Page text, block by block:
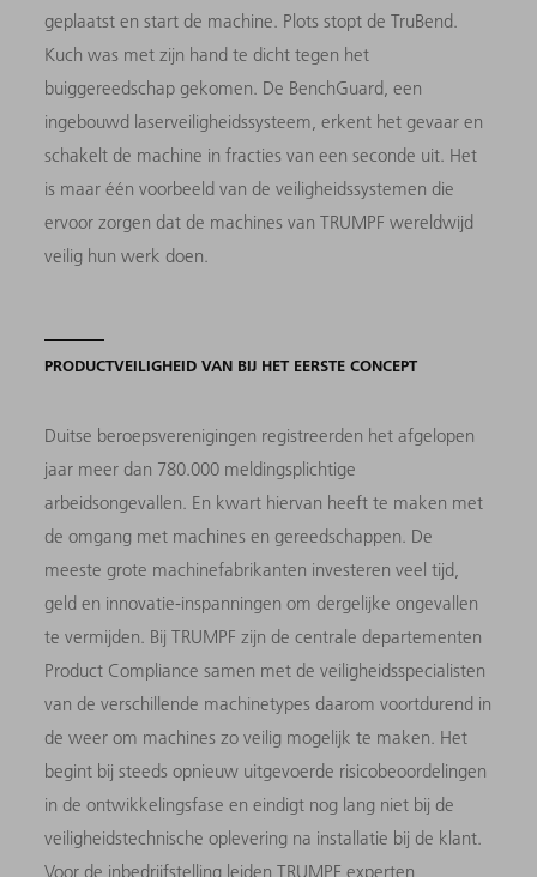
geplaatst en start de machine. Plots stopt de TruBend.
Kuch was met zijn hand te dicht tegen het
buiggereedschap gekomen. De BenchGuard, een
ingebouwd laserveiligheidssysteem, erkent het gevaar en
schakelt de machine in fracties van een seconde uit. Het
is maar één voorbeeld van de veiligheidssystemen die
ervoor zorgen dat de machines van TRUMPF wereldwijd
veilig hun werk doen.
PRODUCTVEILIGHEID VAN BIJ HET EERSTE CONCEPT
Duitse beroepsverenigingen registreerden het afgelopen
jaar meer dan 780.000 meldingsplichtige
arbeidsongevallen. En kwart hiervan heeft te maken met
de omgang met machines en gereedschappen. De
meeste grote machinefabrikanten investeren veel tijd,
geld en innovatie-inspanningen om dergelijke ongevallen
te vermijden. Bij TRUMPF zijn de centrale departementen
Product Compliance samen met de veiligheidsspecialisten
van de verschillende machinetypes daarom voortdurend in
de weer om machines zo veilig mogelijk te maken. Het
begint bij steeds opnieuw uitgevoerde risicobeoordelingen
in de ontwikkelingsfase en eindigt nog lang niet bij de
veiligheidstechnische oplevering na installatie bij de klant.
Voor de inbedrijfstelling leiden TRUMPF experten